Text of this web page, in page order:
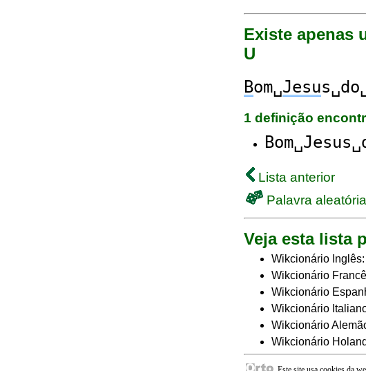
Existe apenas
U
Bom␣Jesu
1 definição
Lista anterior
Palavra aleatória
Veja esta lista
Wikcionário Inglês:
Wikcionário
Wikcionário
Wikcionário
Wikcionário
Wikcionário